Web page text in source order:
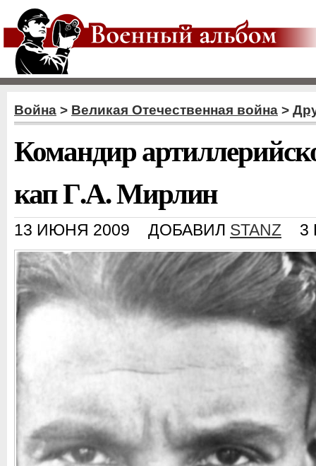
Война > Великая Отечественная война >
Командир
кап Г.А. Мирлин
13 ИЮНЯ 2009 ДОБАВИЛ STANZ 3